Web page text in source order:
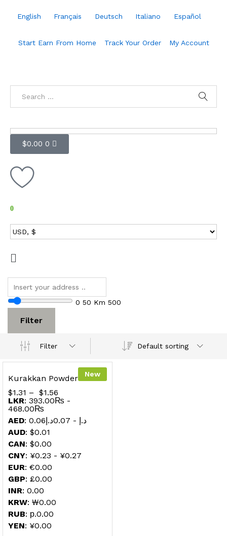
English Français Deutsch Italiano Español
Start Earn From Home Track Your Order My Account
$0.00 0
0
0 50 Km 500
Filter
Filter Default sorting
New
Kurakkan Powder
$1.31 – $1.56
LKR: 393.00₨ -
468.00₨
AED: 0.06د.إ - 0.07د.إ
AUD: $0.01
CAN: $0.00
CNY: ¥0.23 - ¥0.27
EUR: €0.00
GBP: £0.00
INR: ₹0.00
KRW: ₩0.00
RUB: р.0.00
YEN: ¥0.00